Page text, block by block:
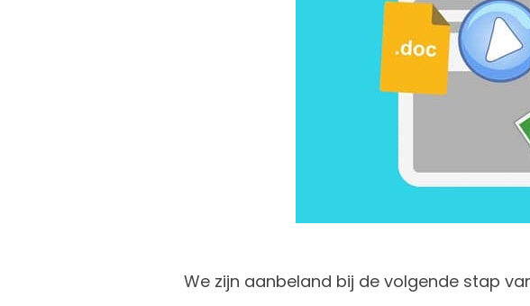
We zijn aanbeland bij de volgende stap